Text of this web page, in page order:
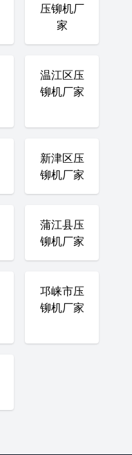
压铆机厂
家
温江区压
铆机厂家
新津区压
铆机厂家
蒲江县压
铆机厂家
邛崃市压
铆机厂家